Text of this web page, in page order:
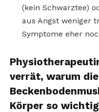
(kein Schwarztee)
aus Angst weniger
Symptome eher
verrät, warum die
Körper so